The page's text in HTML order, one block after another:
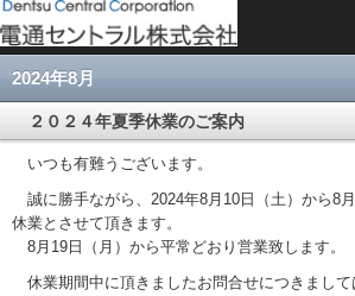
2024年8月
２０２４年夏季休業のご案内
いつも有難うございます。
誠に勝手ながら、2024年8月10日（土）から8
休業とさせて頂きます。
8月19日（月）から平常どおり営業致します。
休業期間中に頂きましたお問合せにつきまして